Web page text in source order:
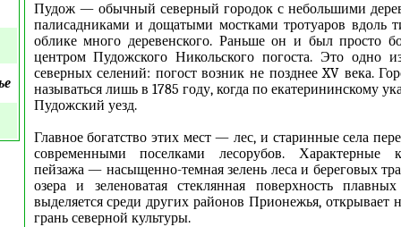
Пудож — обычный северный городок с небольшими
палисадниками и дощатыми мостками тротуаров вдоль
облике много деревенского. Раньше он и был просто
центром Пудожского Никольского погоста. Это одно
северных селений: погост возник не позднее XV века.
называться лишь в 1785 году, когда по екатерининскому
Пудожский уезд.
Главное богатство этих мест — лес, и старинные села
современными поселками лесорубов. Характерные
пейзажа — насыщенно-темная зелень леса и береговых
озера и зеленоватая стеклянная поверхность
выделяется среди других районов Прионежья, открывает
грань северной культуры.